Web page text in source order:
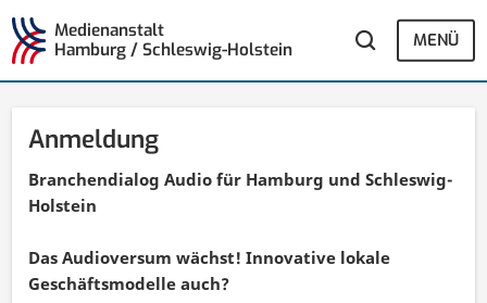
Medienanstalt
Hamburg / Schleswig-Holstein
MENÜ
Anmeldung
Branchendialog Audio für Hamburg und Schleswig-
Holstein
Das Audioversum wächst! Innovative lokale
Geschäftsmodelle auch?